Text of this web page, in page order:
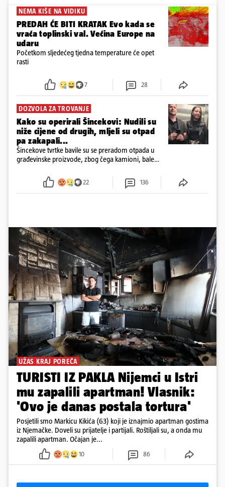
NEMA KIŠE NA VIDIKU
PREDAH ĆE BITI KRATAK Evo kada se
vraća toplinski val. Većina Europe na
udaru
Početkom sljedećeg tjedna temperature će opet
rasti
7 28
DOZVOLA ZA TROVANJE
Kako su operirali Šincekovi: Nudili su
niže cijene od drugih, mljeli su otpad
pa zakapali...
Šincekove tvrtke bavile su se preradom otpada u
građevinske proizvode, zbog čega kamioni, bale
22 136
UŽAS KRAJ POREČA
TURISTI IZ PAKLA Nijemci u Istri
mu zapalili apartman! Vlasnik:
'Ovo je danas postala tortura'
Posjetili smo Markicu Kikića (63) koji je iznajmio apartman gostima
iz Njemačke. Doveli su prijatelje i partijali. Roštiljali su, a onda mu
zapalili apartman. Očajan je...
10 86